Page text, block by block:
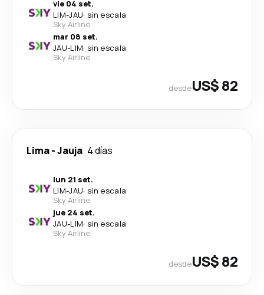
vie 04 set.
LIM-JAU· sin escala
Sky Airline
mar 08 set.
JAU-LIM· sin escala
Sky Airline
desdeUS$ 82
Lima-Jauja 4 días
lun 21 set.
LIM-JAU· sin escala
Sky Airline
jue 24 set.
JAU-LIM· sin escala
Sky Airline
desdeUS$ 82